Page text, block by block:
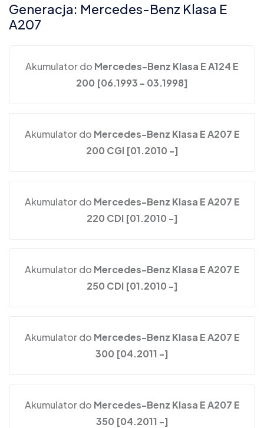
Generacja: Mercedes-Benz Klasa E
A207
Akumulator do Mercedes-Benz Klasa E A124 E
200 [06.1993 - 03.1998]
Akumulator do Mercedes-Benz Klasa E A207 E
200 CGI [01.2010 -]
Akumulator do Mercedes-Benz Klasa E A207 E
220 CDI [01.2010 -]
Akumulator do Mercedes-Benz Klasa E A207 E
250 CDI [01.2010 -]
Akumulator do Mercedes-Benz Klasa E A207 E
300 [04.2011 -]
Akumulator do Mercedes-Benz Klasa E A207 E
350 [04.2011 -]